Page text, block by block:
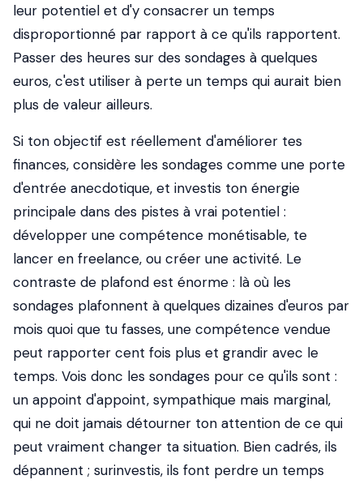
leur potentiel et d'y consacrer un temps
disproportionné par rapport à ce qu'ils rapportent.
Passer des heures sur des sondages à quelques
euros, c'est utiliser à perte un temps qui aurait bien
plus de valeur ailleurs.
Si ton objectif est réellement d'améliorer tes
finances, considère les sondages comme une porte
d'entrée anecdotique, et investis ton énergie
principale dans des pistes à vrai potentiel :
développer une compétence monétisable, te
lancer en freelance, ou créer une activité. Le
contraste de plafond est énorme : là où les
sondages plafonnent à quelques dizaines d'euros par
mois quoi que tu fasses, une compétence vendue
peut rapporter cent fois plus et grandir avec le
temps. Vois donc les sondages pour ce qu'ils sont :
un appoint d'appoint, sympathique mais marginal,
qui ne doit jamais détourner ton attention de ce qui
peut vraiment changer ta situation. Bien cadrés, ils
dépannent ; surinvestis, ils font perdre un temps